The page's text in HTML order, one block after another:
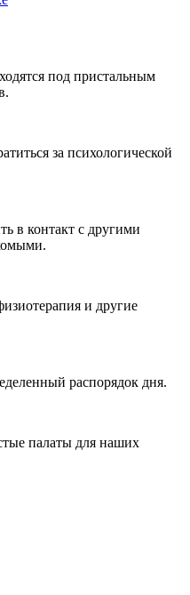
под пристальным
за психологической
в контакт с другими
и другие
распорядок дня.
палаты для наших